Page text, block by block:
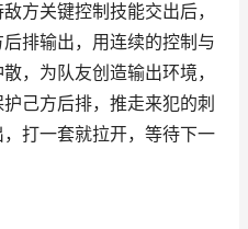
方关键控制技能交出后，
排输出，用连续的控制与
，为队友创造输出环境，
己方后排，推走来犯的刺
打一套就拉开，等待下一